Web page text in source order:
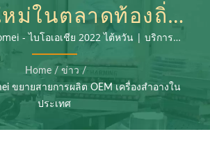
หม่ในตลาดท้องถิ่น
วัติความงามด้วย
ณฑ์เครื่องสำอาง
นาคตของความ
ยืน | LOMEI
- ไบโอเอเชีย 2022 ไต้หวัน | บริการ
บรรจุภัณฑ์เครื่องสำอางค์ การประมวลผล
ะการประกอบผลิตภัณฑ์สุดท้าย
Home / ข่าว /
ขยายสายการผลิต OEM เครื่องสำอางใน
ประเทศ